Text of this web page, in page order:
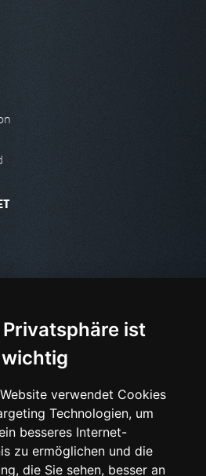
Privatsphäre ist
verwendet Cookies
Technologien, um
besseres Internet-
zu ermöglichen und die
die Sie sehen, besser an